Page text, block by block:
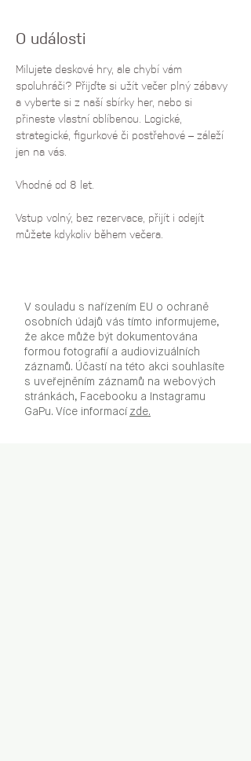
O události
Milujete deskové hry, ale chybí vám
spoluhráči? Přijďte si užít večer plný zábavy
a vyberte si z naší sbírky her, nebo si
přineste vlastní oblíbenou. Logické,
strategické, figurkové či postřehové – záleží
jen na vás.
Vhodné od 8 let.
Vstup volný, bez rezervace, přijít i odejít
můžete kdykoliv během večera.
V souladu s nařízením EU o ochraně
osobních údajů vás tímto informujeme,
že akce může být dokumentována
formou fotografií a audiovizuálních
záznamů. Účastí na této akci souhlasíte
s uveřejněním záznamů na webových
stránkách, Facebooku a Instagramu
GaPu. Více informací zde.